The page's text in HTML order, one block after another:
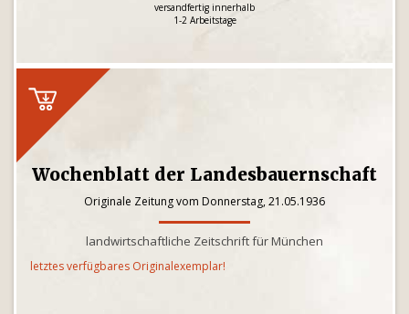
versandfertig innerhalb
1-2 Arbeitstage
Wochenblatt der Landesbauernschaft
Originale Zeitung vom Donnerstag, 21.05.1936
landwirtschaftliche Zeitschrift für München
letztes verfügbares Originalexemplar!